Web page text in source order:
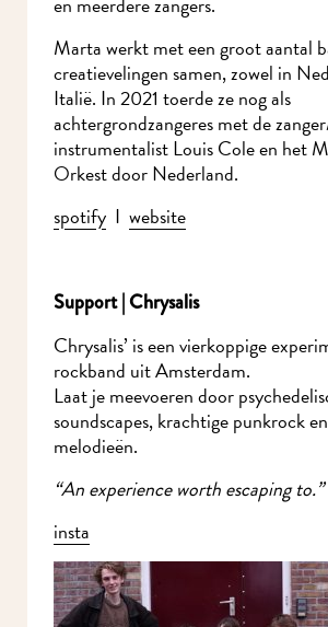
Marta werkt met een groot aantal
creatievelingen samen, zowel in
Italië. In 2021 toerde ze nog als
achtergrondzangeres met de
instrumentalist Louis Cole en het
Orkest door Nederland.
spotify I website
Support | Chrysalis
Chrysalis’ is een vierkoppige
rockband uit Amsterdam.
Laat je meevoeren door
soundscapes, krachtige punkrock
melodieën.
“An experience worth escaping to.”
insta
nieuws!